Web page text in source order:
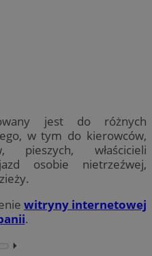
jest do różnych
w tym do kierowców,
pieszych, właścicieli
osobie nietrzeźwej,
witryny internetowej
.
⏵︎